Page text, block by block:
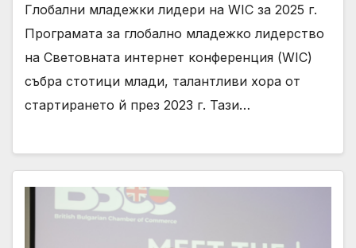
Глобални младежки лидери на WIC за 2025 г.
Програмата за глобално младежко лидерство
на Световната интернет конференция (WIC)
събра стотици млади, талантливи хора от
стартирането й през 2023 г. Тази…